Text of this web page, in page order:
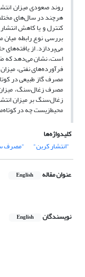
روند صعودی میزان
هرچند در سال‌های
کنترل و یا کاهش
است، نشان می‌دهد که
محیط‌زیست چه در
کلیدواژه‌ها
"انتشار کربن"
"مصرف
عنوان مقاله English
نویسندگان English